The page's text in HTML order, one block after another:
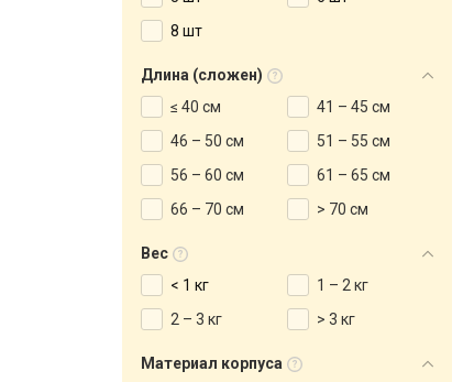
8 шт
Длина (сложен)
≤ 40 см
41 – 45 см
46 – 50 см
51 – 55 см
56 – 60 см
61 – 65 см
66 – 70 см
> 70 см
Вес
< 1 кг
1 – 2 кг
2 – 3 кг
> 3 кг
Материал корпуса